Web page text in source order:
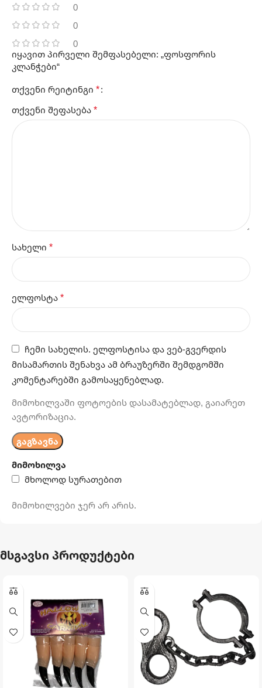
0
0
0
მიმოხილვა
მხოლოდ სურათებით
მიმოხილვები ჯერ არ არის.
იყავით პირველი შემფასებელი: „ფოსფორის
კლანჭები“
თქვენი რეიტინგი *
თქვენი შეფასება *
სახელი *
ელფოსტა *
ჩემი სახელის. ელფოსტისა და ვებ-გვერდის
მისამართის შენახვა ამ ბრაუზერში შემდგომში
კომენტარებში გამოსაყენებლად.
მიმოხილვაში ფოტოების დასამატებლად, გაიარეთ
ავტორიზაცია.
მსგავსი პროდუქტები